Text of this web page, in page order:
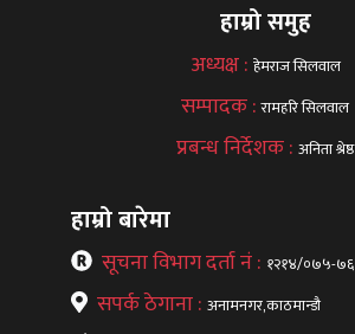
हाम्रो समुह
अध्यक्ष : हेमराज सिलवाल
सम्पादक :रामहरि सिलवाल
प्रबन्ध निर्देशक : अनिता श्रेष्ठ
हाम्रो बारेमा
सूचना विभाग दर्ता नं : १२१४/०७५-७६
सपर्क ठेगाना : अनामनगर,काठमान्डौ